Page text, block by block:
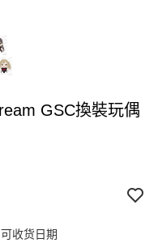
GSC換裝玩偶
收货日期